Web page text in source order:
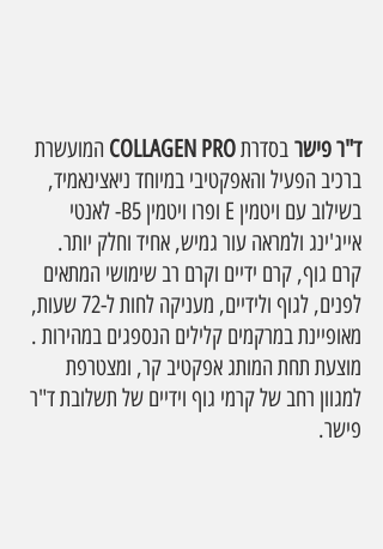
ד"ר פישר בסדרת COLLAGEN PRO המועשרת
ברכיב הפעיל והאפקטיבי במיוחד ניאצינאמיד,
בשילוב עם ויטמין E ופרו ויטמין B5- לאנטי
אייג'ינג ולמראה עור גמיש, אחיד וחלק יותר.
קרם גוף, קרם ידיים וקרם רב שימושי המתאים
לפנים, לגוף ולידיים, מעניקה לחות ל-72 שעות,
מאופיינת במרקמים קלילים הנספגים במהירות .
מוצעת תחת המותג אפקטיב קר, ומצטרפת
למגוון רחב של קרמי גוף וידיים של תשלובת ד"ר
פישר.